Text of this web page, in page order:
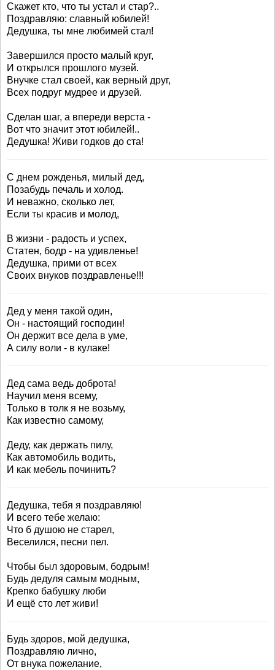
Скажет кто, что ты устал и стар?..
Поздравляю: славный юбилей!
Дедушка, ты мне любимей стал!
Завершился просто малый круг,
И открылся прошлого музей.
Внучке стал своей, как верный друг,
Всех подруг мудрее и друзей.
Сделан шаг, а впереди верста -
Вот что значит этот юбилей!..
Дедушка! Живи годков до ста!
С днем рожденья, милый дед,
Позабудь печаль и холод.
И неважно, сколько лет,
Если ты красив и молод,
В жизни - радость и успех,
Статен, бодр - на удивленье!
Дедушка, прими от всех
Своих внуков поздравленье!!!
Дед у меня такой один,
Он - настоящий господин!
Он держит все дела в уме,
А силу воли - в кулаке!
Дед сама ведь доброта!
Научил меня всему,
Только в толк я не возьму,
Как известно самому,
Деду, как держать пилу,
Как автомобиль водить,
И как мебель починить?
Дедушка, тебя я поздравляю!
И всего тебе желаю:
Что б душою не старел,
Веселился, песни пел.
Чтобы был здоровым, бодрым!
Будь дедуля самым модным,
Крепко бабушку люби
И ещё сто лет живи!
Будь здоров, мой дедушка,
Поздравляю лично,
От внука пожелание,